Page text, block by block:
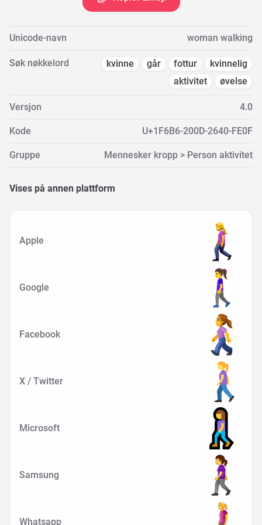
Unicode-navn woman walking
Søk nøkkelord kvinne går fottur
kvinnelig
aktivitet
øvelse
Versjon 4.0
Kode U+1F6B6-200D-2640-FE0F
Gruppe Mennesker kropp > Person aktivitet
Vises på annen plattform
Apple
Google
Facebook
X / Twitter
Microsoft
Samsung
Whatsapp